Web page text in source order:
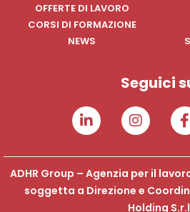
OFFERTE DI LAVORO
CORSI DI FORMAZIONE
NEWS
Seguici
ADHR Group – Agenzia per il
soggetta a Direzione e
Holding